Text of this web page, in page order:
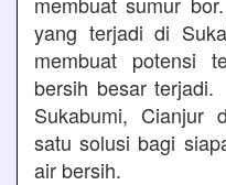
yang terjadi di
membuat potensi
bersih besar
Sukabumi, Cianjur
satu solusi bagi
air bersih.